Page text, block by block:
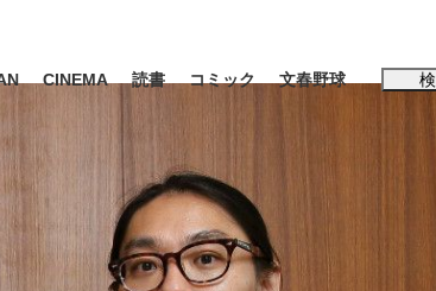
ネス
CINEMA 読書 コミック 文春野球